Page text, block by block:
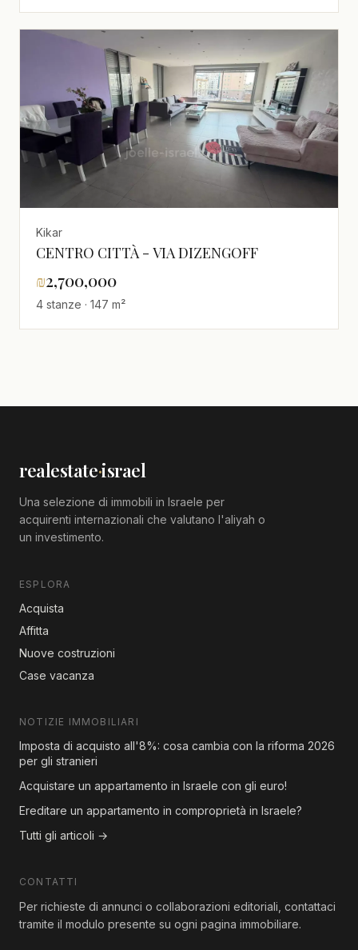
Kikar
CENTRO CITTÀ - VIA DIZENGOFF
₪2,700,000
4 stanze · 147 m²
realestate·israel
Una selezione di immobili in Israele per
acquirenti internazionali che valutano l'aliyah o
un investimento.
ESPLORA
Acquista
Affitta
Nuove costruzioni
Case vacanza
NOTIZIE IMMOBILIARI
Imposta di acquisto all'8%: cosa cambia con la riforma 2026
per gli stranieri
Acquistare un appartamento in Israele con gli euro!
Ereditare un appartamento in comproprietà in Israele?
Tutti gli articoli →
CONTATTI
Per richieste di annunci o collaborazioni editoriali, contattaci
tramite il modulo presente su ogni pagina immobiliare.